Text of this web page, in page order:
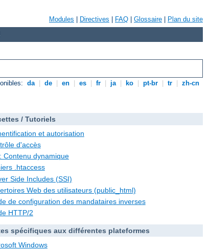
Modules Directives FAQ Glossaire Plan du site
da de en es fr ja ko pt-br tr zh-cn
/ Tutoriels
et autorisation
d'accès
Contenu dynamique
.htaccess
Side Includes (SSI)
Web des utilisateurs (public_html)
de configuration des mandataires inverses
HTTP/2
spécifiques aux différentes plateformes
Windows